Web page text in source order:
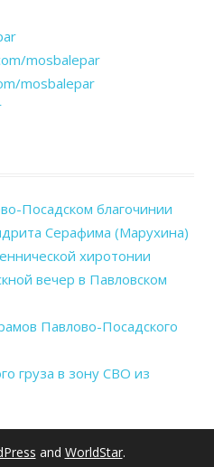
mosbalepar
mosbalepar
Посадском благочинии
Серафима (Марухина)
хиротонии
вечер в Павловском
Павлово-Посадского
груза в зону СВО из
and WorldStar.